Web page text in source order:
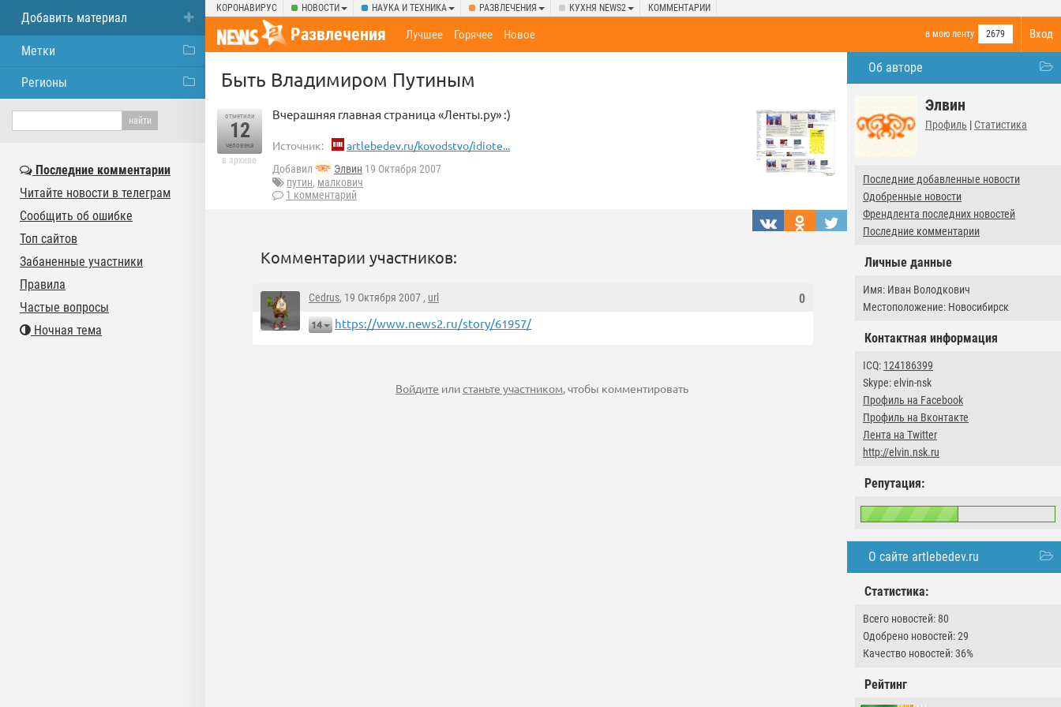
КОРОНАВИРУС НОВОСТИ НАУКА И ТЕХНИКА РАЗВЛЕЧЕНИЯ КУХНЯ NEWS2 КОММЕНТАРИИ
Вход
Развлечения в мою ленту 2679
Лучшее Горячее Новое
Об авторе
Элвин
Профиль | Статистика
Последние добавленные новости
Одобренные новости
Френдлента последних новостей
Последние комментарии
Личные данные
Имя: Иван Володкович
Местоположение: Новосибирск
Контактная информация
ICQ: 124186399
Skype: elvin-nsk
Профиль на Facebook
Профиль на Вконтакте
Лента на Twitter
http://elvin.nsk.ru
Репутация:
О сайте artlebedev.ru
Статистика:
Всего новостей: 80
Одобрено новостей: 29
Качество новостей: 36%
Рейтинг
Быть Владимиром Путиным
отметили
12
человека
в архиве
Вчерашняя главная страница «Ленты.ру» :)
Источник: artlebedev.ru/kovodstvo/idiote...
Добавил Элвин 19 Октября 2007
путин, малкович
1 комментарий
Комментарии участников:
0
Cedrus, 19 Октября 2007 , url
14 https://www.news2.ru/story/61957/
Войдите илистаньте участником, чтобы комментировать
Добавить материал
Метки
Регионы
Последние комментарии
Читайте новости в телеграм
Сообщить об ошибке
Топ сайтов
Забаненные участники
Правила
Частые вопросы
Ночная тема